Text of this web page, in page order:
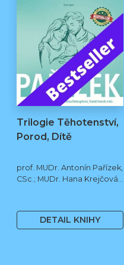
Trilogie Těhotenství,
Porod, Dítě
prof. MUDr. Antonín Pařízek,
CSc.; MUDr. Hana Krejčová,
Tomáš Honzík, Ph.D. a kol.
DETAIL KNIHY